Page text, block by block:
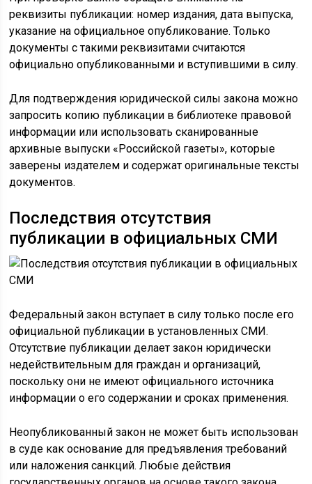
реквизиты публикации: номер издания, дата выпуска,
указание на официальное опубликование. Только
документы с такими реквизитами считаются
официально опубликованными и вступившими в силу.
Для подтверждения юридической силы закона можно
запросить копию публикации в библиотеке правовой
информации или использовать сканированные
архивные выпуски «Российской газеты», которые
заверены издателем и содержат оригинальные тексты
документов.
Последствия отсутствия
публикации в официальных СМИ
Федеральный закон вступает в силу только после его
официальной публикации в установленных СМИ.
Отсутствие публикации делает закон юридически
недействительным для граждан и организаций,
поскольку они не имеют официального источника
информации о его содержании и сроках применения.
Неопубликованный закон не может быть использован
в суде как основание для предъявления требований
или наложения санкций. Любые действия